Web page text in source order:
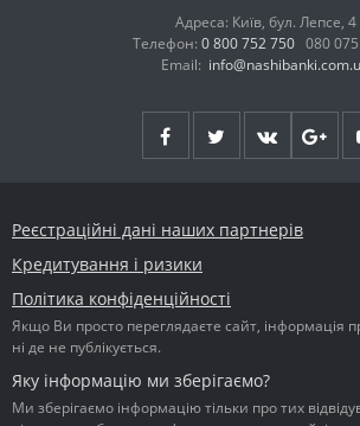
Адреса: Київ, бул. Лепсе, 4
Телефон: 0 800 752 750 080
Email:
Реєстраційні дані наших партнерів
Кредитування і ризики
Політика конфіденційності
Якщо Ви просто переглядаєте сайт, інформація
ні де не публікується.
Яку інформацію ми зберігаємо?
Ми зберігаємо інформацію тільки про тих